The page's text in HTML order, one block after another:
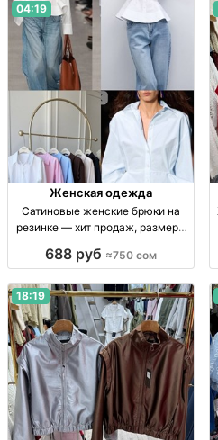
04:19
Женская одежда
Сатиновые женские брюки на
резинке — хит продаж, размеры
резинке, заниж. талия, цв.: чёрн.,
S–M.
688 руб ≈750 сом
18:19